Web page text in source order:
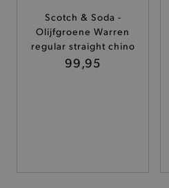
Scotch & Soda -
Olijfgroene Warren
regular straight chino
99,95
FUNCTIONALITEIT